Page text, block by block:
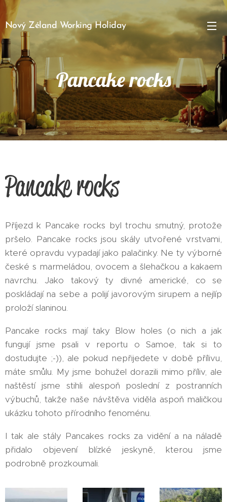
Nový Zéland Working Holiday
Pancake rocks
Pancake rocks
Příjezd k Pancake rocks byl trochu smutný, protože
pršelo. Pancake rocks jsou skály utvořené vrstvami,
které opravdu vypadají jako palačinky. Ne ty výborné
české s marmeládou, ovocem a šlehačkou a kakaem
navrchu. Jako takový ty divné americké, co se
poskládají na sebe a polijí javorovým sirupem a nejlíp
proloží slaninou.
Pancake rocks mají taky Blow holes (o nich a jak
fungují jsme psali v reportu o Samoe, tak si to
dostudujte ;-)), ale pokud nepřijedete v době přílivu,
máte smůlu. My jsme bohužel dorazili mimo příliv, ale
naštěstí jsme stihli alespoň poslední z postranních
výbuchů, takže naše návštěva viděla aspoň maličkou
ukázku tohoto přírodního fenoménu.
I tak ale stály Pancakes rocks za vidění a na náladě
přidalo objevení blízké jeskyně, kterou jsme
podrobně prozkoumali.